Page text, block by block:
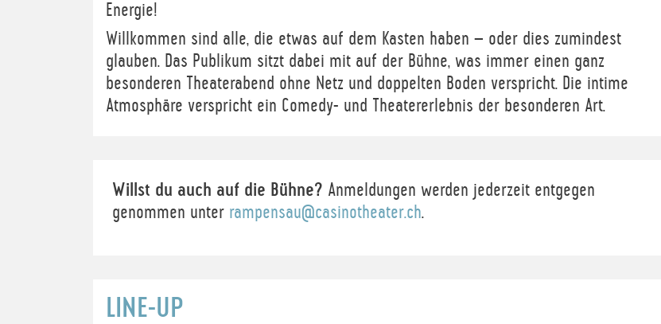
Energie!
Willkommen sind alle, die etwas auf dem Kasten haben – oder dies zumindest
glauben. Das Publikum sitzt dabei mit auf der Bühne, was immer einen ganz
besonderen Theaterabend ohne Netz und doppelten Boden verspricht. Die intime
Atmosphäre verspricht ein Comedy- und Theatererlebnis der besonderen Art.
Willst du auch auf die Bühne? Anmeldungen werden jederzeit entgegen
genommen unter rampensau@casinotheater.ch.
LINE-UP